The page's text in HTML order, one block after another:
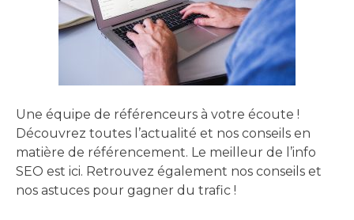
Une équipe de référenceurs à votre écoute !
Découvrez toutes l’actualité et nos conseils en
matière de référencement. Le meilleur de l’info
SEO est ici. Retrouvez également nos conseils et
nos astuces pour gagner du trafic !